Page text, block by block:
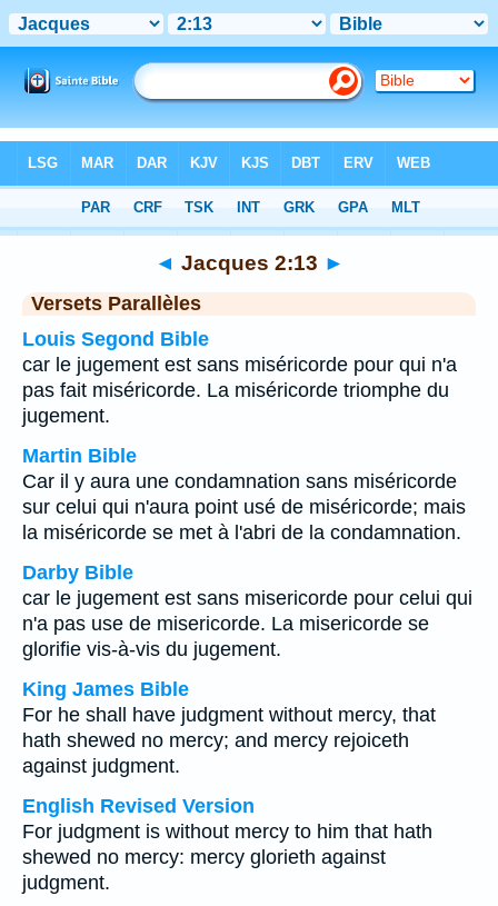
Chapitre 2 > Verset 13
◄ Jacques 2:13 ►
Versets Parallèles
Louis Segond Bible
car le jugement est sans miséricorde pour qui n'a
pas fait miséricorde. La miséricorde triomphe du
jugement.
Martin Bible
Car il y aura une condamnation sans miséricorde
sur celui qui n'aura point usé de miséricorde; mais
la miséricorde se met à l'abri de la condamnation.
Darby Bible
car le jugement est sans misericorde pour celui qui
n'a pas use de misericorde. La misericorde se
glorifie vis-à-vis du jugement.
King James Bible
For he shall have judgment without mercy, that
hath shewed no mercy; and mercy rejoiceth
against judgment.
English Revised Version
For judgment is without mercy to him that hath
shewed no mercy: mercy glorieth against
judgment.